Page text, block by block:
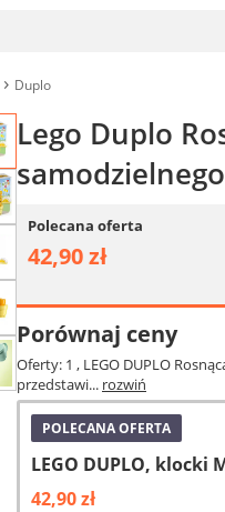
Duplo
Lego Duplo
Polecana oferta
42,90 zł
Porównaj ceny
Oferty: 1 , LEGO DUPLO
przedstawi... rozwiń
POLECANA OFERTA
LEGO DUPLO, klocki
42,90 zł